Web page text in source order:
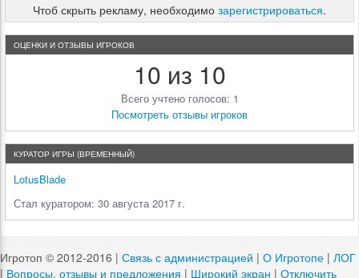
Чтоб скрыть рекламу, необходимо зарегистрироваться.
ОЦЕНКИ И ОТЗЫВЫ ИГРОКОВ
10 из 10
Всего учтено голосов: 1
Посмотреть отзывы игроков
КУРАТОР ИГРЫ (ВРЕМЕННЫЙ)
LotusBlade
Стал куратором: 30 августа 2017 г.
Игротоп © 2012-2016 | Связь с администрацией | О Игротопе | ЛОГ
| Вопросы, отзывы и предложения | Широкий экран | Отключить